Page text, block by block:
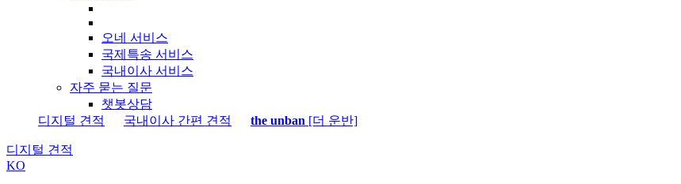
오네 서비스
국제특송 서비스
국내이사 서비스
자주 묻는 질문
챗봇상담
디지털 견적
국내이사 간편 견적 the unban [더 운반]
디지털 견적
KO